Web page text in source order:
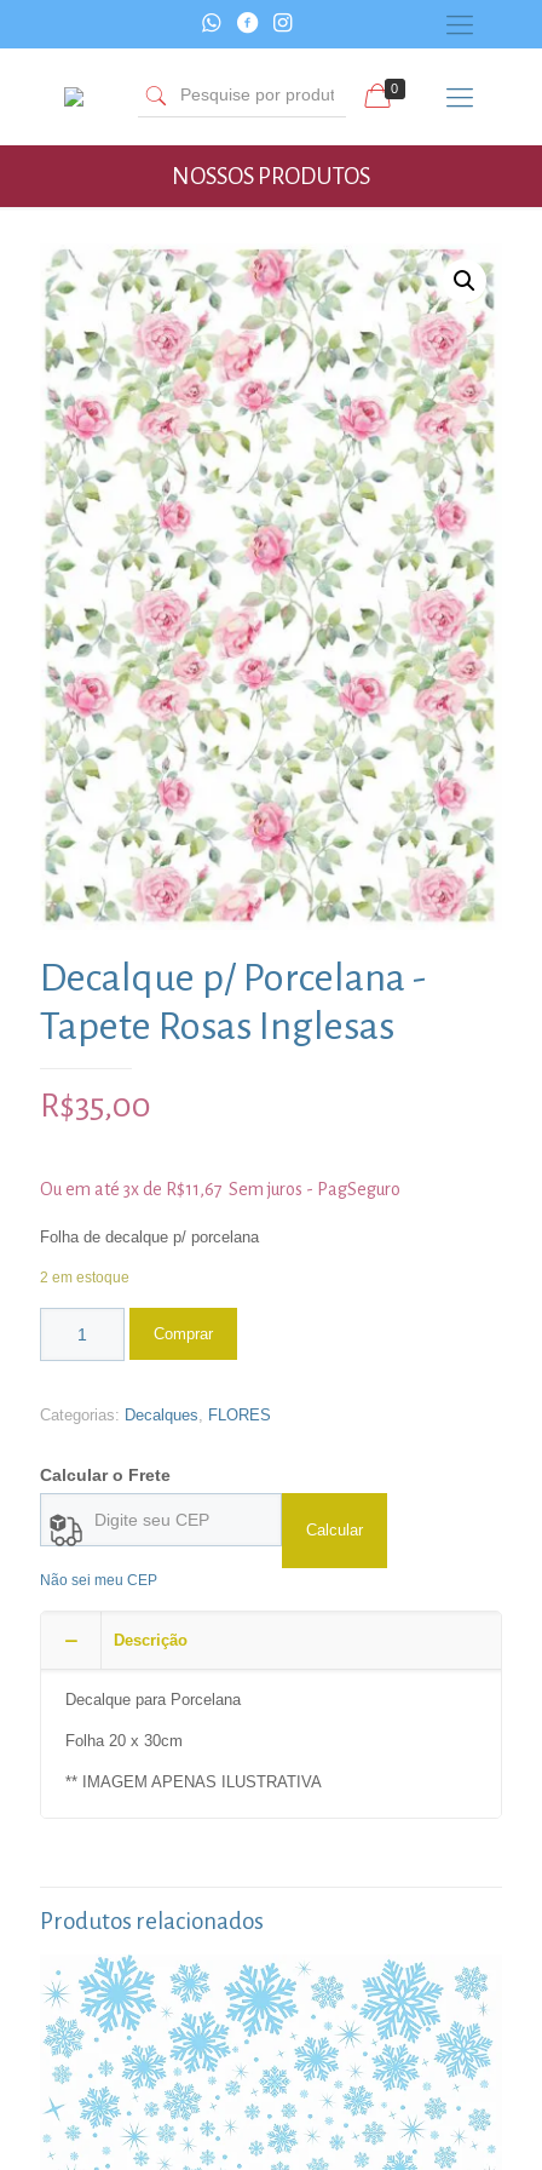
0
NOSSOS PRODUTOS
Decalque p/ Porcelana -
Tapete Rosas Inglesas
R$35,00
Ou em até 3x de R$11,67 Sem juros - PagSeguro
Folha de decalque p/ porcelana
2 em estoque
Comprar
Categorias: Decalques FLORES
Calcular o Frete
Calcular
Não sei meu CEP
Descrição
Decalque para Porcelana
Folha 20 x 30cm
** IMAGEM APENAS ILUSTRATIVA
Produtos relacionados